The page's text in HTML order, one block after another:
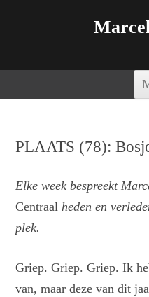
PLAATS (78):
Elke week bespreekt
Centraal heden en
plek.
Griep. Griep. Griep. Ik
van, maar deze van dit